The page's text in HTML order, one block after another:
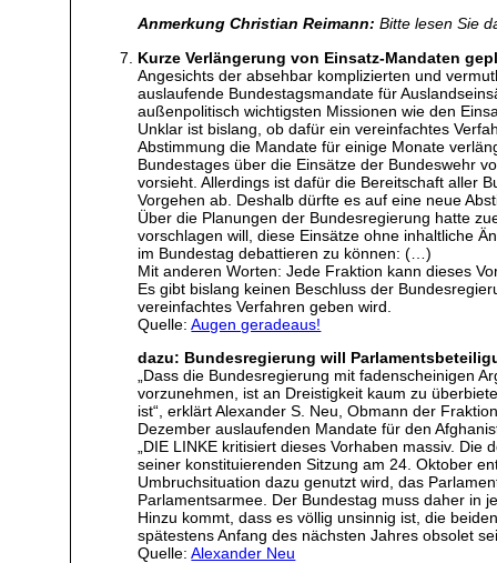
Anmerkung Christian Reimann: Bitte lesen Sie
Kurze Verlängerung von Einsatz-Mandaten
Angesichts der absehbar komplizierten und
auslaufende Bundestagsmandate für
außenpolitisch wichtigsten Missionen wie den
Unklar ist bislang, ob dafür ein vereinfachtes
Abstimmung die Mandate für einige Monate
Bundestages über die Einsätze der Bundeswehr
vorsieht. Allerdings ist dafür die Bereitschaft aller
Vorgehen ab. Deshalb dürfte es auf eine neue
Über die Planungen der Bundesregierung hatte
vorschlagen will, diese Einsätze ohne inhaltliche
im Bundestag debattieren zu können: (…)
Mit anderen Worten: Jede Fraktion kann dieses
Es gibt bislang keinen Beschluss der
vereinfachtes Verfahren geben wird.
Quelle:Augen geradeaus!
dazu: Bundesregierung will
„Dass die Bundesregierung mit fadenscheinigen
vorzunehmen, ist an Dreistigkeit kaum zu
ist“, erklärt Alexander S. Neu, Obmann der
Dezember auslaufenden Mandate für den
„DIE LINKE kritisiert dieses Vorhaben massiv.
seiner konstituierenden Sitzung am 24. Oktober
Umbruchsituation dazu genutzt wird, das
Parlamentsarmee. Der Bundestag muss daher in
Hinzu kommt, dass es völlig unsinnig ist, die
spätestens Anfang des nächsten Jahres obsolet
Quelle:Alexander Neu